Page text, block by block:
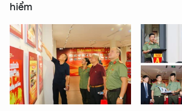
hiểm